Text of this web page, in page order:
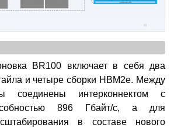
BR100 включает в себя два
и четыре сборки HBM2e. Между
соединены интерконнектом с
896 Гбайт/с, а для
в составе нового